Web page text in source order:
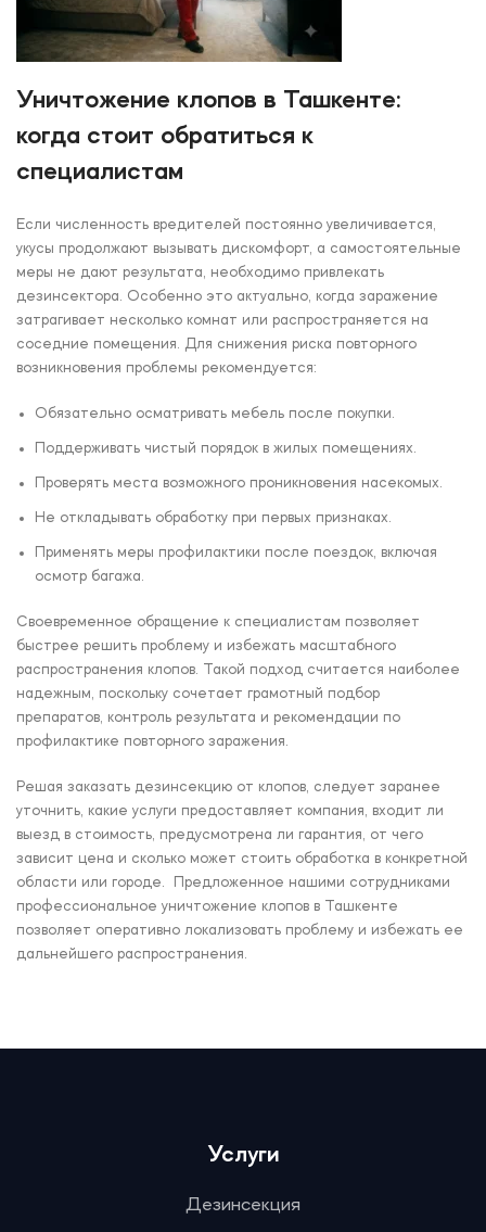
Уничтожение клопов в Ташкенте:
когда стоит обратиться к
специалистам
Если численность вредителей постоянно увеличивается,
укусы продолжают вызывать дискомфорт, а самостоятельные
меры не дают результата, необходимо привлекать
дезинсектора. Особенно это актуально, когда заражение
затрагивает несколько комнат или распространяется на
соседние помещения. Для снижения риска повторного
возникновения проблемы рекомендуется:
Обязательно осматривать мебель после покупки.
Поддерживать чистый порядок в жилых помещениях.
Проверять места возможного проникновения насекомых.
Не откладывать обработку при первых признаках.
Применять меры профилактики после поездок, включая
осмотр багажа.
Своевременное обращение к специалистам позволяет
быстрее решить проблему и избежать масштабного
распространения клопов. Такой подход считается наиболее
надежным, поскольку сочетает грамотный подбор
препаратов, контроль результата и рекомендации по
профилактике повторного заражения.
Решая заказать дезинсекцию от клопов, следует заранее
уточнить, какие услуги предоставляет компания, входит ли
выезд в стоимость, предусмотрена ли гарантия, от чего
зависит цена и сколько может стоить обработка в конкретной
области или городе. Предложенное нашими сотрудниками
профессиональное уничтожение клопов в Ташкенте
позволяет оперативно локализовать проблему и избежать ее
дальнейшего распространения.
Услуги
Дезинсекция